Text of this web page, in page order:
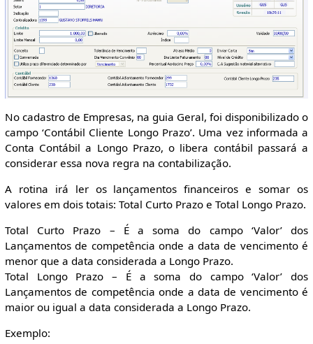
No cadastro de Empresas, na guia Geral, foi disponibilizado o
campo ‘Contábil Cliente Longo Prazo’. Uma vez informada a
Conta Contábil a Longo Prazo, o libera contábil passará a
considerar essa nova regra na contabilização.
A rotina irá ler os lançamentos financeiros e somar os
valores em dois totais: Total Curto Prazo e Total Longo Prazo.
Total Curto Prazo – É a soma do campo ‘Valor’ dos
Lançamentos de competência onde a data de vencimento é
menor que a data considerada a Longo Prazo.
Total Longo Prazo – É a soma do campo ‘Valor’ dos
Lançamentos de competência onde a data de vencimento é
maior ou igual a data considerada a Longo Prazo.
Exemplo: